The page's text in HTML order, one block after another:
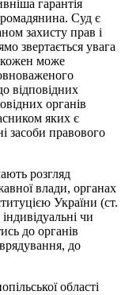
гарантія
Суд є
захисту прав і
звертається увага
кожен може
відповідних
органів
яких є
засоби правового
розгляд
влади, органах
України (ст.
чи
до органів
до
області